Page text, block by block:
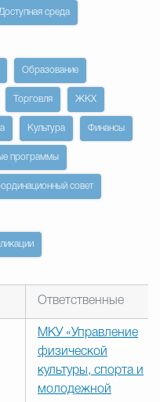
Гостям Городского
Общественная
организации
Открытые
Доступная среда
Образование
Торговля ЖКХ
Культура Финансы
программы
совет
Ответственные
МКУ «Управление
физической
культуры, спорта и
молодежной